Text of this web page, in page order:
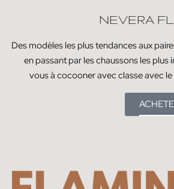
NEVERA
Des modèles les plus tendances aux
en passant par les chaussons les plus
vous à cocooner avec classe avec